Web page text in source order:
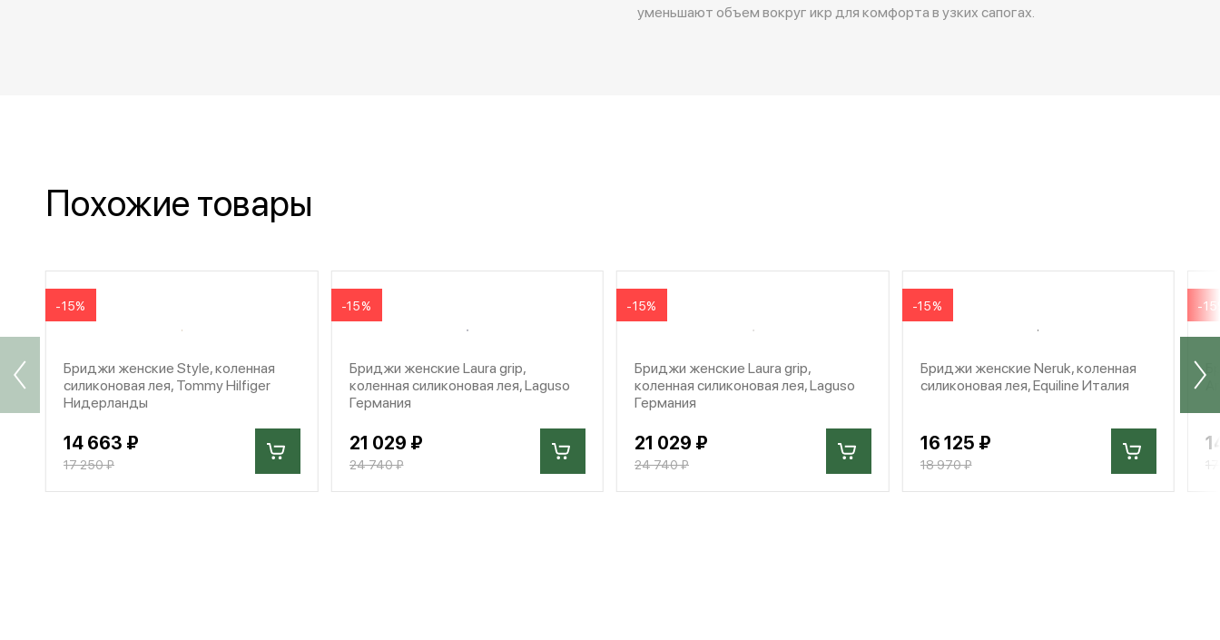
уменьшают объем вокруг икр для комфорта в узких сапогах.
Похожие товары
-15%
Бриджи женские Style, коленная
силиконовая лея, Tommy Hilfiger
Нидерланды
14 663 ₽
17 250 ₽
-15%
Бриджи женские Laura grip,
коленная силиконовая лея, Laguso
Германия
21 029 ₽
24 740 ₽
-15%
Бриджи женские Laura grip,
коленная силиконовая лея, Laguso
Германия
21 029 ₽
24 740 ₽
-15%
Бриджи женские Neruk, коленная
силиконовая лея, Equiline Италия
16 125 ₽
18 970 ₽
-